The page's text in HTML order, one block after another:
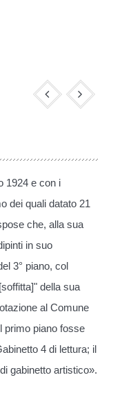
1924 e con i
dei quali datato 21
che, alla sua
in suo
3° piano, col
della sua
al Comune
primo piano fosse
4 di lettura; il
gabinetto artistico».